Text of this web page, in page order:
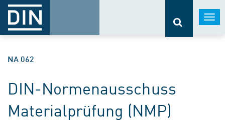
NA 062
DIN-Normenausschuss
Materialprüfung (NMP)